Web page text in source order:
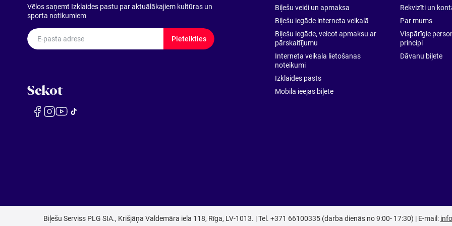
Vēlos saņemt Izklaides pastu par aktuālākajiem kultūras un
sporta notikumiem
E-pasta adrese Pieteikties
Sekot
Biļešu veidi un apmaksa
Biļešu iegāde interneta veikalā
Biļešu iegāde, veicot apmaksu ar
pārskaitījumu
Interneta veikala lietošanas
noteikumi
Izklaides pasts
Mobilā ieejas biļete
Rekvizīti un
Par mums
Vispārīgie
principi
Dāvanu biļete
Biļešu Serviss PLG SIA., Krišjāņa Valdemāra iela 118, Rīga, LV-1013. | Tel. +371 66100335 (darba dienās no 9:00- 17:30) | E-mail: